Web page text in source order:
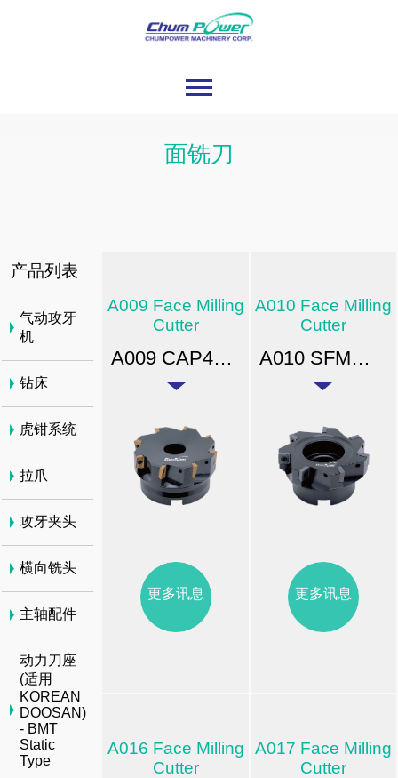
面铣刀
A009 Face Milling
Cutter
A009 CAP400R型平面铣刀
更多讯息
A010 Face Milling
Cutter
A010 SFM型直角平面铣刀
更多讯息
A016 Face Milling
Cutter
A017 Face Milling
Cutter
产品列表
气动攻牙
机
钻床
虎钳系统
拉爪
攻牙夹头
横向铣头
主轴配件
动力刀座
(适用
KOREAN
DOOSAN)
- BMT
Static
Type